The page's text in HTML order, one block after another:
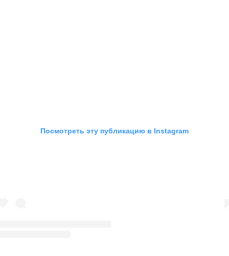
Посмотреть эту публикацию в Instagram